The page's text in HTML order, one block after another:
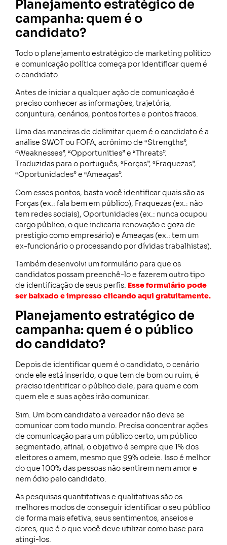
Planejamento estratégico de
campanha: quem é o
candidato?
Todo o planejamento estratégico de marketing político
e comunicação política começa por identificar quem é
o candidato.
Antes de iniciar a qualquer ação de comunicação é
preciso conhecer as informações, trajetória,
conjuntura, cenários, pontos fortes e pontos fracos.
Uma das maneiras de delimitar quem é o candidato é a
análise SWOT ou FOFA, acrônimo de “Strengths”,
“Weaknesses”, “Opportunities” e “Threats”.
Traduzidas para o português, “Forças”, “Fraquezas”,
“Oportunidades” e “Ameaças”.
Com esses pontos, basta você identificar quais são as
Forças (ex.: fala bem em público), Fraquezas (ex.: não
tem redes sociais), Oportunidades (ex.: nunca ocupou
cargo público, o que indicaria renovação e goza de
prestígio como empresário) e Ameaças (ex.: tem um
ex-funcionário o processando por dívidas trabalhistas).
Também desenvolvi um formulário para que os
candidatos possam preenchê-lo e fazerem outro tipo
de identificação de seus perfis. Esse formulário pode
ser baixado e impresso clicando aqui gratuitamente.
Planejamento estratégico de
campanha: quem é o público
do candidato?
Depois de identificar quem é o candidato, o cenário
onde ele está inserido, o que tem de bom ou ruim, é
preciso identificar o público dele, para quem e com
quem ele e suas ações irão comunicar.
Sim. Um bom candidato a vereador não deve se
comunicar com todo mundo. Precisa concentrar ações
de comunicação para um público certo, um público
segmentado, afinal, o objetivo é sempre que 1% dos
eleitores o amem, mesmo que 99% odeie. Isso é melhor
do que 100% das pessoas não sentirem nem amor e
nem ódio pelo candidato.
As pesquisas quantitativas e qualitativas são os
melhores modos de conseguir identificar o seu público
de forma mais efetiva, seus sentimentos, anseios e
dores, que é o que você deve utilizar como base para
atingi-los.